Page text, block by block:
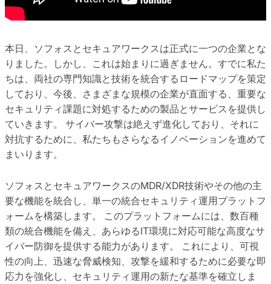
本日、ソフォスとセキュアワークスは正式に一つの企業とな
りました。しかし、これは始まりに過ぎません。すでに私た
ちは、両社の専門知識と技術を統合するロードマップを策定
しており、今後、さまざまな規模の企業が直面する、重要な
セキュリティ課題に対処するための製品とサービスを提供し
ていきます。 サイバー攻撃は絶えず進化しており、それに
対抗するために、私たちもさらなるイノベーションを進めて
まいります。
ソフォスとセキュアワークスのMDR/XDR技術やその他の主
要な機能を統合し、単一の統合セキュリティ運用プラットフ
ォームを構築します。 このプラットフォームには、数百種
類の統合機能を備え、あらゆるIT環境に対応可能な高度なサ
イバー防御を提供する能力があります。 これにより、可視
性の向上、迅速な脅威検知、攻撃を緩和するために必要な即
応力を強化し、セキュリティ運用の新たな基準を確立しま